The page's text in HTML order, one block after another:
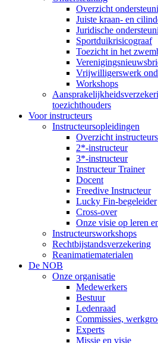
Overzicht
Juiste kraan- en
Juridische
Sportduikrisicograaf
Toezicht in het
Vrijwilligerswerk
Workshops
toezichthouders
Voor instructeurs
Instructeursopleidingen
Overzicht
2*-instructeur
3*-instructeur
Instructeur Trainer
Docent
Freedive Instructeur
Lucky Fin-begeleider
Cross-over
Onze visie op leren
Instructeursworkshops
Rechtbijstandsverzekering
Reanimatiematerialen
De NOB
Onze organisatie
Medewerkers
Bestuur
Ledenraad
Commissies,
Experts
Missie en visie